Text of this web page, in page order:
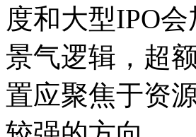
度和大型IPO
景气逻辑，超
置应聚焦于资